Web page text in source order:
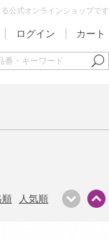
公式オンラインショップです
ログイン カート
順 人気順